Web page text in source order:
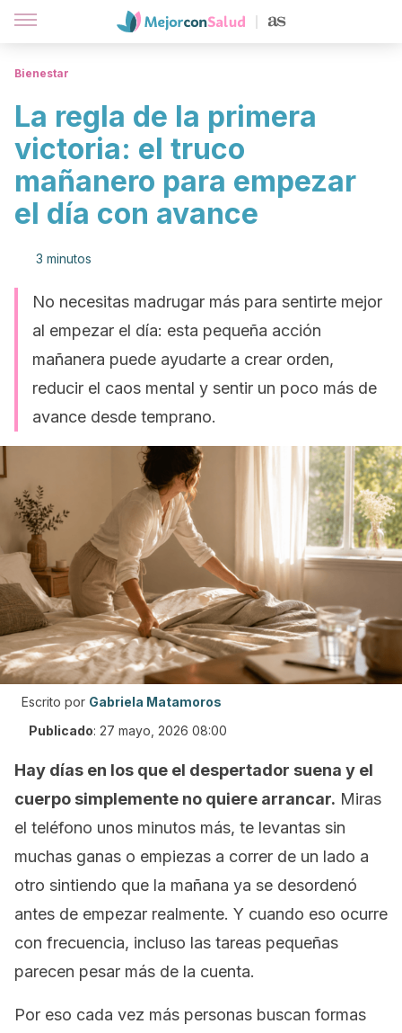
Bienestar
La regla de la primera
victoria: el truco
mañanero para empezar
el día con avance
3 minutos
No necesitas madrugar más para sentirte mejor
al empezar el día: esta pequeña acción
mañanera puede ayudarte a crear orden,
reducir el caos mental y sentir un poco más de
avance desde temprano.
Escrito por Gabriela Matamoros
Publicado: 27 mayo, 2026 08:00
Hay días en los que el despertador suena y el
cuerpo simplemente no quiere arrancar. Miras
el teléfono unos minutos más, te levantas sin
muchas ganas o empiezas a correr de un lado a
otro sintiendo que la mañana ya se desordenó
antes de empezar realmente. Y cuando eso ocurre
con frecuencia, incluso las tareas pequeñas
parecen pesar más de la cuenta.
Por eso cada vez más personas buscan formas